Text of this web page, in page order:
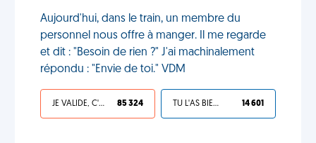
Aujourd'hui, dans le train, un membre du
personnel nous offre à manger. Il me regarde
et dit : "Besoin de rien ?" J'ai machinalement
répondu : "Envie de toi." VDM
JE VALIDE, C'EST UNE VDM 85 324 TU L'AS BIEN MÉRITÉ 14 601